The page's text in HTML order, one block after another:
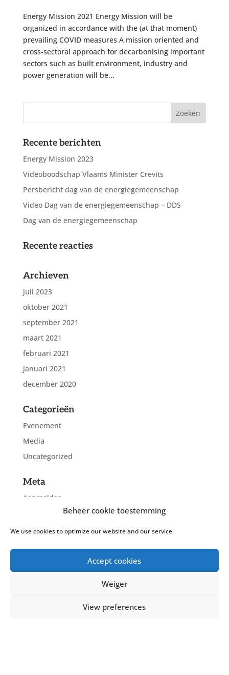
Beheer cookie toestemming
We use cookies to optimize our website and our service.
Accept cookies
Weiger
View preferences
Energy Mission 2021 Energy Mission will be
organized in accordance with the (at that moment)
prevailing COVID measures A mission oriented and
cross-sectoral approach for decarbonising important
sectors such as built environment, industry and
power generation will be...
Recente berichten
Energy Mission 2023
Videoboodschap Vlaams Minister Crevits
Persbericht dag van de energiegemeenschap
Video Dag van de energiegemeenschap – DDS
Dag van de energiegemeenschap
Recente reacties
Archieven
juli 2023
oktober 2021
september 2021
maart 2021
februari 2021
januari 2021
december 2020
Categorieën
Evenement
Media
Uncategorized
Meta
Aanmelden
Berichten feed
Reacties feed